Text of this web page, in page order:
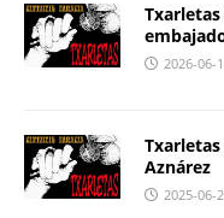
2026-06-
Aznárez
2025-06-